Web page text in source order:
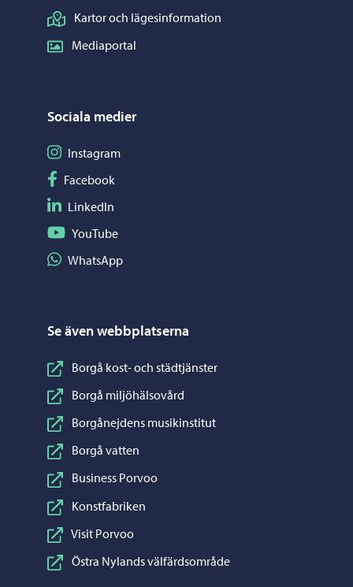
Kartor och lägesinformation
Mediaportal
Sociala medier
Följ på Instagram
Instagram
Följ på Facebook
Facebook
Följ på LinkedIn
LinkedIn
Följ på YouTube
YouTube
Dela på WhatsApp
WhatsApp
Se även webbplatserna
Borgå kost- och städtjänster
Borgå miljöhälsovård
Borgånejdens musikinstitut
Borgå vatten
Business Porvoo
Konstfabriken
Visit Porvoo
Östra Nylands välfärdsområde